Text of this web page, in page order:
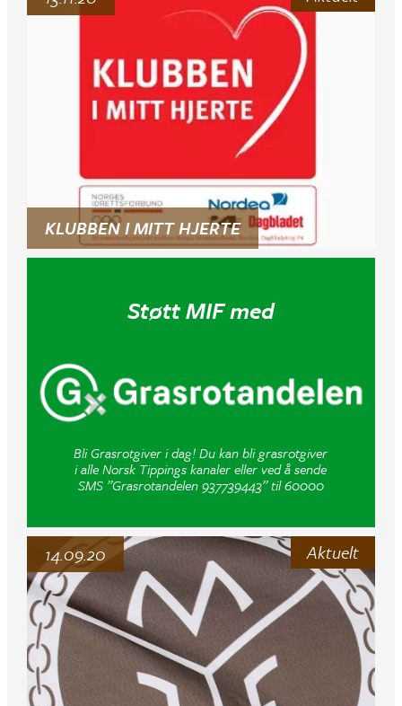
KLUBBEN I MITT HJERTE
Støtt MIF med
Bli Grasrotgiver i dag! Du kan bli grasrotgiver
i alle Norsk Tippings kanaler eller ved å sende
SMS ”Grasrotandelen 937739443” til 60000
Aktuelt
14.09.20